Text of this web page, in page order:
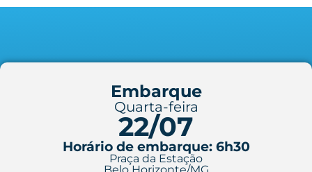
Embarque
Quarta-feira
22/07
Horário de embarque: 6h30
Praça da Estação